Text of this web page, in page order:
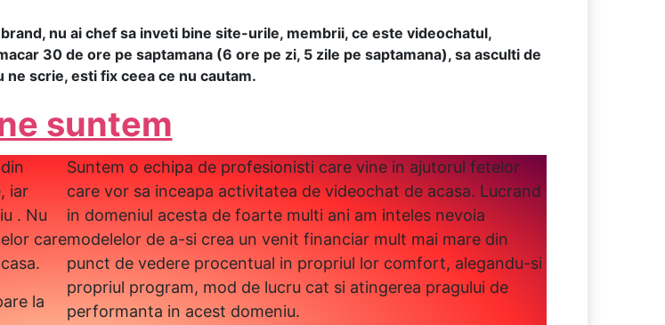
nu ai chef sa inveti bine site-urile, membrii, ce este videochatul,
30 de ore pe saptamana (6 ore pe zi, 5 zile pe saptamana), sa asculti de
scrie, esti fix ceea ce nu cautam.
suntem
iar
. Nu
care
la
Suntem o echipa de profesionisti care vine in ajutorul fetelor
care vor sa inceapa activitatea de videochat de acasa. Lucrand
in domeniul acesta de foarte multi ani am inteles nevoia
modelelor de a-si crea un venit financiar mult mai mare din
punct de vedere procentual in propriul lor comfort, alegandu-si
propriul program, mod de lucru cat si atingerea pragului de
performanta in acest domeniu.